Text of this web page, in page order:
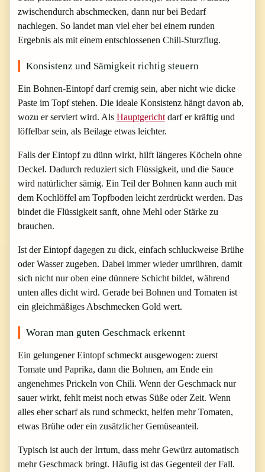
zwischendurch abschmecken, dann nur bei Bedarf
nachlegen. So landet man viel eher bei einem runden
Ergebnis als mit einem entschlossenen Chili-Sturzflug.
Konsistenz und Sämigkeit richtig steuern
Ein Bohnen-Eintopf darf cremig sein, aber nicht wie dicke
Paste im Topf stehen. Die ideale Konsistenz hängt davon ab,
wozu er serviert wird. Als Hauptgericht darf er kräftig und
löffelbar sein, als Beilage etwas leichter.
Falls der Eintopf zu dünn wirkt, hilft längeres Köcheln ohne
Deckel. Dadurch reduziert sich Flüssigkeit, und die Sauce
wird natürlicher sämig. Ein Teil der Bohnen kann auch mit
dem Kochlöffel am Topfboden leicht zerdrückt werden. Das
bindet die Flüssigkeit sanft, ohne Mehl oder Stärke zu
brauchen.
Ist der Eintopf dagegen zu dick, einfach schluckweise Brühe
oder Wasser zugeben. Dabei immer wieder umrühren, damit
sich nicht nur oben eine dünnere Schicht bildet, während
unten alles dicht wird. Gerade bei Bohnen und Tomaten ist
ein gleichmäßiges Abschmecken Gold wert.
Woran man guten Geschmack erkennt
Ein gelungener Eintopf schmeckt ausgewogen: zuerst
Tomate und Paprika, dann die Bohnen, am Ende ein
angenehmes Prickeln von Chili. Wenn der Geschmack nur
sauer wirkt, fehlt meist noch etwas Süße oder Zeit. Wenn
alles eher scharf als rund schmeckt, helfen mehr Tomaten,
etwas Brühe oder ein zusätzlicher Gemüseanteil.
Typisch ist auch der Irrtum, dass mehr Gewürz automatisch
mehr Geschmack bringt. Häufig ist das Gegenteil der Fall.